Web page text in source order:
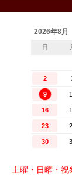
土曜・日曜・祝